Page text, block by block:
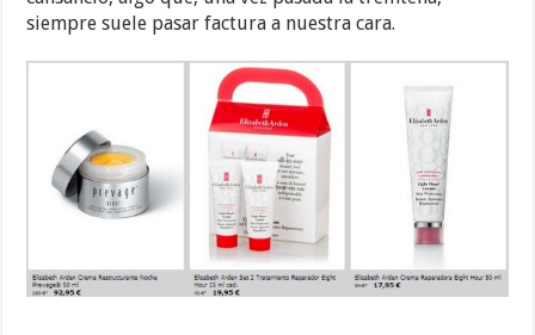
siempre suele pasar factura a nuestra cara.